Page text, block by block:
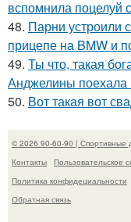
вспомнила
48. Парни устроили
прицепе на BMW и
49. Ты что, такая
Анджелины поехала
50. Вот такая вот
© 2026 90-60-90 | Спортивные
Контакты
Пользовательское
Политика конфидециальности
Обратная связь